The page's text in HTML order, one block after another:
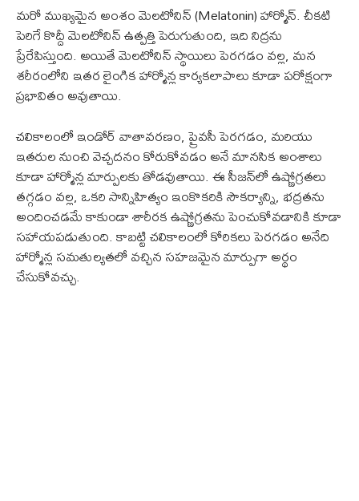
మరో ముఖ్యమైన అంశం మెలటోనిన్ (Melatonin) హార్మోన్. చీకటి
పెరిగే కొద్దీ మెలటోనిన్ ఉత్పత్తి పెరుగుతుంది, ఇది నిద్రను
ప్రేరేపిస్తుంది. అయితే మెలటోనిన్ స్థాయిలు పెరగడం వల్ల, మన
శరీరంలోని ఇతర లైంగిక హార్మోన్ల కార్యకలాపాలు కూడా పరోక్షంగా
ప్రభావితం అవుతాయి.
చలికాలంలో ఇండోర్ వాతావరణం, ప్రైవసీ పెరగడం, మరియు
ఇతరుల నుంచి వెచ్చదనం కోరుకోవడం అనే మానసిక అంశాలు
కూడా హార్మోన్ల మార్పులకు తోడవుతాయి. ఈ సీజన్‌లో ఉష్ణోగ్రతలు
తగ్గడం వల్ల, ఒకరి సాన్నిహిత్యం ఇంకొకరికి సౌకర్యాన్ని, భద్రతను
అందించడమే కాకుండా శారీరక ఉష్ణోగ్రతను పెంచుకోవడానికి కూడా
సహాయపడుతుంది. కాబట్టి చలికాలంలో కోరికలు పెరగడం అనేది
హార్మోన్ల సమతుల్యతలో వచ్చిన సహజమైన మార్పుగా అర్థం
చేసుకోవచ్చు.